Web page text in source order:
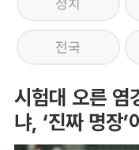
정치
전국
시험대 오른 염
냐, ‘진짜 명장